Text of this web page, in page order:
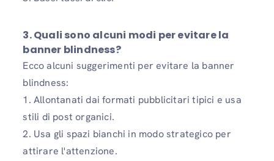
3. Quali sono alcuni modi per evitare la
banner blindness?
Ecco alcuni suggerimenti per evitare la banner
blindness:
1. Allontanati dai formati pubblicitari tipici e usa
stili di post organici.
2. Usa gli spazi bianchi in modo strategico per
attirare l'attenzione.